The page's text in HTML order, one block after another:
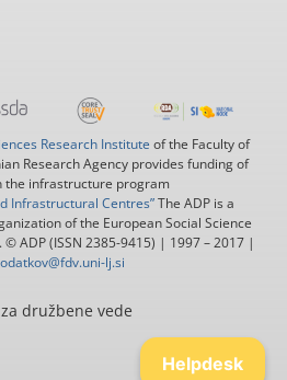
Helpdesk
družbene vede
Research Institute of the Faculty of
Research Agency provides funding of
the infrastructure program
Infrastructural Centres”The ADP is a
of the European Social Science
. © ADP (ISSN 2385-9415) | 1997 – 2017 |
lj.si